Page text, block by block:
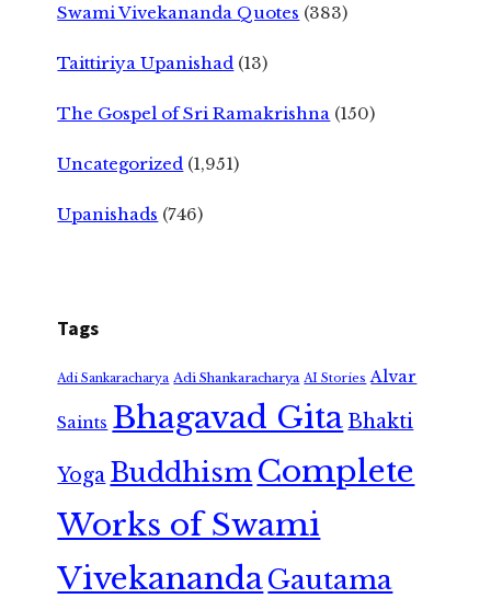
Swami Vivekananda Quotes (383)
Taittiriya Upanishad (13)
The Gospel of Sri Ramakrishna (150)
Uncategorized (1,951)
Upanishads (746)
Tags
Adi Sankaracharya Adi Shankaracharya AI Stories Alvar
Saints Bhagavad GitaBhakti
Yoga Buddhism Complete
Works of Swami
VivekanandaGautama